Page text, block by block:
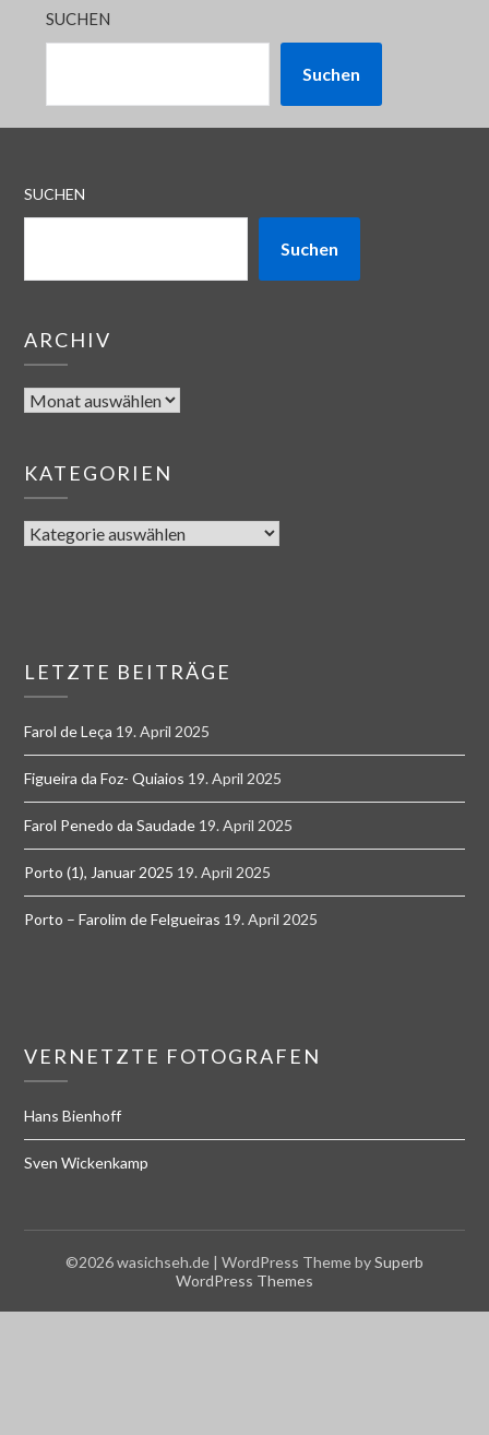
SUCHEN
Suchen
SUCHEN
Suchen
ARCHIV
KATEGORIEN
LETZTE BEITRÄGE
Farol de Leça 19. April 2025
Figueira da Foz- Quiaios 19. April 2025
Farol Penedo da Saudade 19. April 2025
Porto (1), Januar 2025 19. April 2025
Porto – Farolim de Felgueiras 19. April 2025
VERNETZTE FOTOGRAFEN
Hans Bienhoff
Sven Wickenkamp
©2026 wasichseh.de | WordPress Theme bySuperb
WordPress Themes